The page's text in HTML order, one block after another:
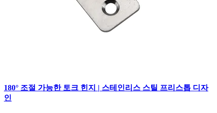
180° 조절 가능한 토크 힌지 | 스테인리스 스틸 프리스톱 디자
인